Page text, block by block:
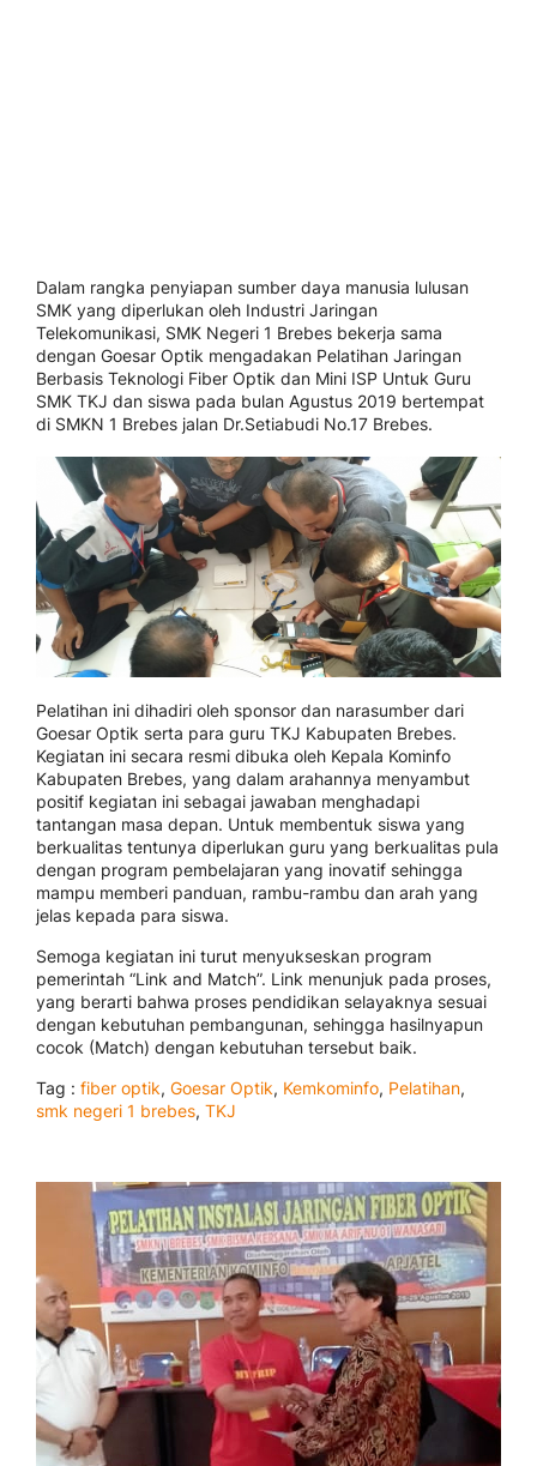
Dalam rangka penyiapan sumber daya manusia lulusan
SMK yang diperlukan oleh Industri Jaringan
Telekomunikasi, SMK Negeri 1 Brebes bekerja sama
dengan Goesar Optik mengadakan Pelatihan Jaringan
Berbasis Teknologi Fiber Optik dan Mini ISP Untuk Guru
SMK TKJ dan siswa pada bulan Agustus 2019 bertempat
di SMKN 1 Brebes jalan Dr.Setiabudi No.17 Brebes.
Pelatihan ini dihadiri oleh sponsor dan narasumber dari
Goesar Optik serta para guru TKJ Kabupaten Brebes.
Kegiatan ini secara resmi dibuka oleh Kepala Kominfo
Kabupaten Brebes, yang dalam arahannya menyambut
positif kegiatan ini sebagai jawaban menghadapi
tantangan masa depan. Untuk membentuk siswa yang
berkualitas tentunya diperlukan guru yang berkualitas pula
dengan program pembelajaran yang inovatif sehingga
mampu memberi panduan, rambu-rambu dan arah yang
jelas kepada para siswa.
Semoga kegiatan ini turut menyukseskan program
pemerintah “Link and Match”. Link menunjuk pada proses,
yang berarti bahwa proses pendidikan selayaknya sesuai
dengan kebutuhan pembangunan, sehingga hasilnyapun
cocok (Match) dengan kebutuhan tersebut baik.
Tag : fiber optik, Goesar Optik, Kemkominfo, Pelatihan,
smk negeri 1 brebes, TKJ